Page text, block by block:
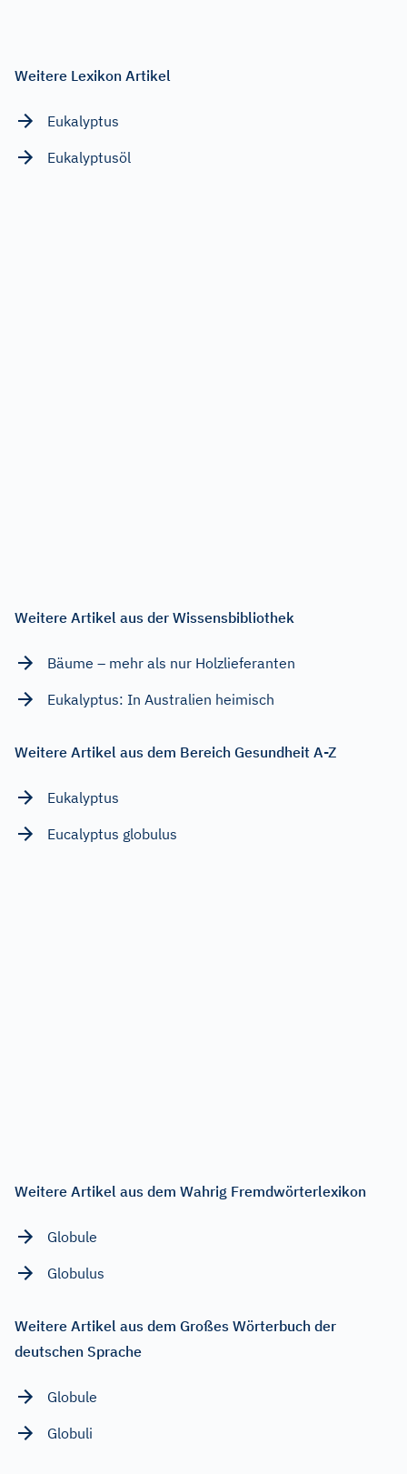
Weitere Lexikon Artikel
Eukalyptus
Eukalyptusöl
Weitere Artikel aus der Wissensbibliothek
Bäume – mehr als nur Holzlieferanten
Eukalyptus: In Australien heimisch
Weitere Artikel aus dem Bereich Gesundheit A-Z
Eukalyptus
Eucalyptus globulus
Weitere Artikel aus dem Wahrig Fremdwörterlexikon
Globule
Globulus
Weitere Artikel aus dem Großes Wörterbuch der
deutschen Sprache
Globule
Globuli